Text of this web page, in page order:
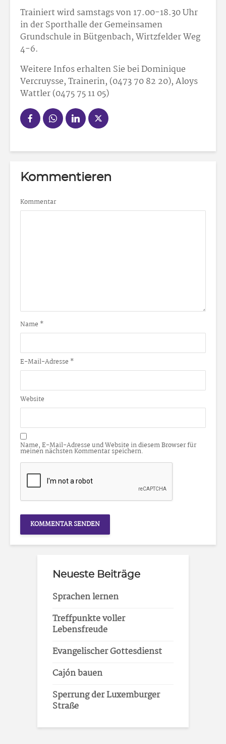
Trainiert wird samstags von 17.00-18.30 Uhr
in der Sporthalle der Gemeinsamen
Grundschule in Bütgenbach, Wirtzfelder Weg
4-6.
Weitere Infos erhalten Sie bei Dominique
Vercruysse, Trainerin, (0473 70 82 20), Aloys
Wattler (0475 75 11 05)
Kommentieren
Kommentar
Name *
E-Mail-Adresse *
Website
Name, E-Mail-Adresse und Website in diesem Browser für
meinen nächsten Kommentar speichern.
Neueste Beiträge
Sprachen lernen
Treffpunkte voller
Lebensfreude
Evangelischer Gottesdienst
Cajón bauen
Sperrung der Luxemburger
Straße